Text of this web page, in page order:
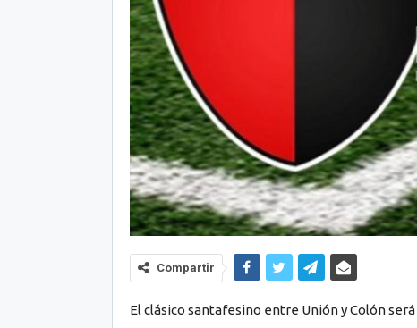
Compartir
El clásico santafesino entre Unión y Colón